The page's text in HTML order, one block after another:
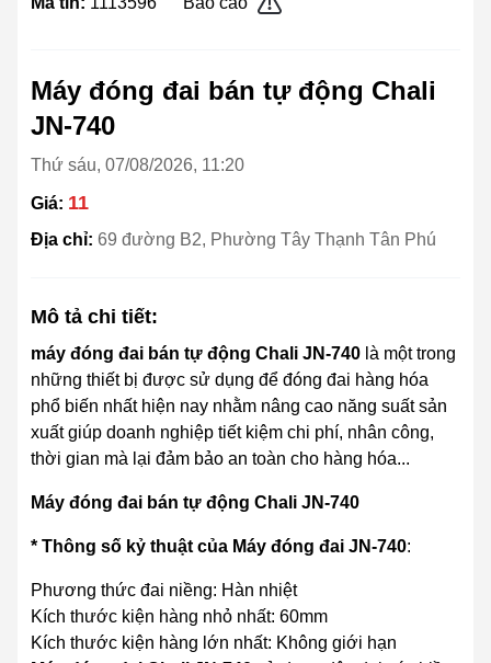
Máy đóng đai bán tự động Chali
JN-740
Thứ sáu, 07/08/2026, 11:20
Giá: 11
Địa chỉ: 69 đường B2, Phường Tây Thạnh Tân Phú
Mô tả chi tiết:
máy đóng đai bán tự động Chali JN-740 là một trong
những thiết bị được sử dụng để đóng đai hàng hóa
phổ biến nhất hiện nay nhằm nâng cao năng suất sản
xuất giúp doanh nghiệp tiết kiệm chi phí, nhân công,
thời gian mà lại đảm bảo an toàn cho hàng hóa...
Máy đóng đai bán tự động Chali JN-740
* Thông số kỷ thuật của Máy đóng đai JN-740:
Phương thức đai niềng: Hàn nhiệt
Kích thước kiện hàng nhỏ nhất: 60mm
Kích thước kiện hàng lớn nhất: Không giới hạn